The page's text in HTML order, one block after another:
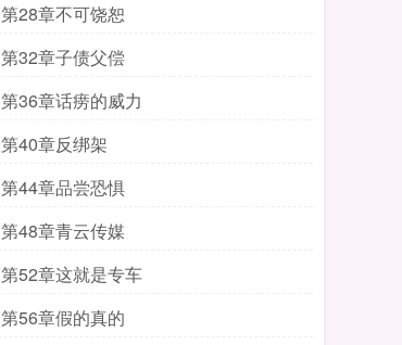
第28章不可饶恕
第32章子债父偿
第36章话痨的威力
第40章反绑架
第44章品尝恐惧
第48章青云传媒
第52章这就是专车
第56章假的真的